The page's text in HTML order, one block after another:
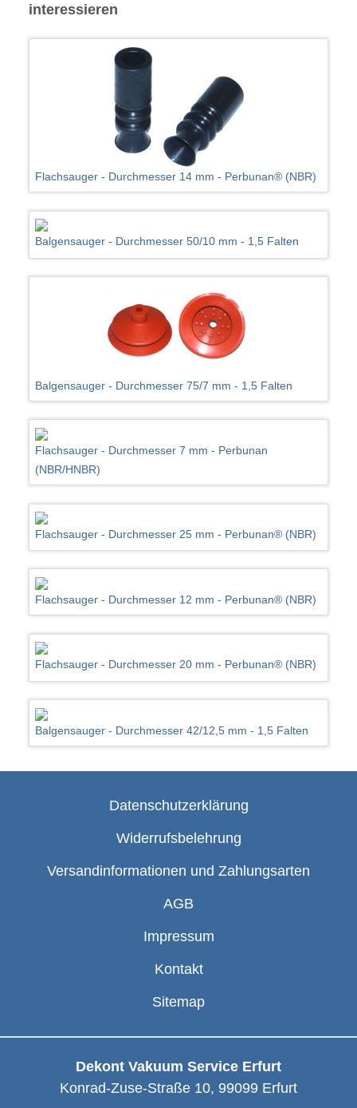
interessieren
Flachsauger - Durchmesser 14 mm - Perbunan® (NBR)
Balgensauger - Durchmesser 50/10 mm - 1,5 Falten
Balgensauger - Durchmesser 75/7 mm - 1,5 Falten
Flachsauger - Durchmesser 7 mm - Perbunan
(NBR/HNBR)
Flachsauger - Durchmesser 25 mm - Perbunan® (NBR)
Flachsauger - Durchmesser 12 mm - Perbunan® (NBR)
Flachsauger - Durchmesser 20 mm - Perbunan® (NBR)
Balgensauger - Durchmesser 42/12,5 mm - 1,5 Falten
Datenschutzerklärung
Widerrufsbelehrung
Versandinformationen und Zahlungsarten
AGB
Impressum
Kontakt
Sitemap
Dekont Vakuum Service Erfurt
Konrad-Zuse-Straße 10, 99099 Erfurt